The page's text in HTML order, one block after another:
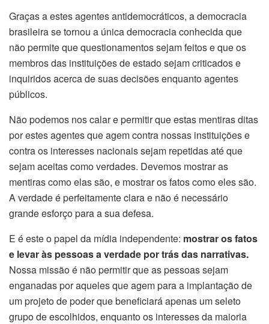
Graças a estes agentes antidemocráticos, a democracia
brasileira se tornou a única democracia conhecida que
não permite que questionamentos sejam feitos e que os
membros das instituições de estado sejam criticados e
inquiridos acerca de suas decisões enquanto agentes
públicos.
Não podemos nos calar e permitir que estas mentiras ditas
por estes agentes que agem contra nossas instituições e
contra os interesses nacionais sejam repetidas até que
sejam aceitas como verdades. Devemos mostrar as
mentiras como elas são, e mostrar os fatos como eles são.
A verdade é perfeitamente clara e não é necessário
grande esforço para a sua defesa.
E é este o papel da mídia independente: mostrar os fatos
e levar às pessoas a verdade por trás das narrativas.
Nossa missão é não permitir que as pessoas sejam
enganadas por aqueles que agem para a implantação de
um projeto de poder que beneficiará apenas um seleto
grupo de escolhidos, enquanto os interesses da maioria